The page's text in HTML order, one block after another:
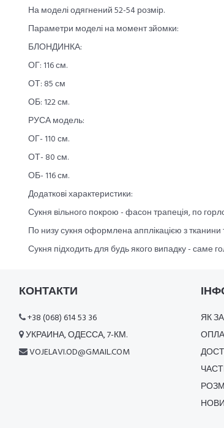
На моделі одягнений 52-54 розмір.
Параметри моделі на момент зйомки:
БЛОНДИНКА:
ОГ: 116 см.
ОТ: 85 см
ОБ: 122 см.
РУСА модель:
ОГ- 110 см.
ОТ- 80 см.
ОБ- 116 см.
Додаткові характеристики:
Сукня вільного покрою - фасон трапеція, по
По низу сукня оформлена апплікацією з
Сукня підходить для будь якого випадку - саме
КОНТАКТИ
+38 (068) 614 53 36
УКРАИНА, ОДЕССА, 7-КМ.
VOJELAVI.OD@GMAIL.COM
ЯК